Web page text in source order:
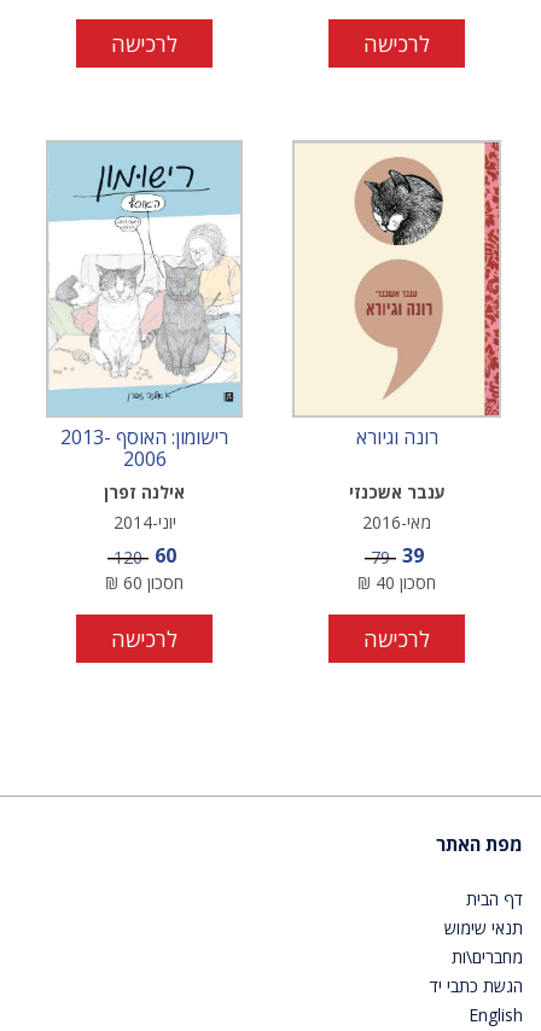
לרכישה לרכישה
רונה וגיורא
ענבר אשכנזי
מאי-2016
מחיר מבצע
39 מחיר
79
חסכון 40
₪
לרכישה
רישומון: האוסף 2013-
2006
אילנה זפרן
יוני-2014
מחיר מבצע
60 מחיר
120
חסכון 60
₪
לרכישה
מפת האתר
דף הבית
תנאי שימוש
מחברים\ות
הגשת כתבי יד
English